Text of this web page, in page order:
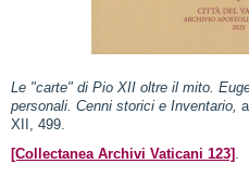
Le "carte" di Pio XII oltre il mito.
personali. Cenni storici e Inventario,
XII, 499.
[Collectanea Archivi Vaticani 123] .